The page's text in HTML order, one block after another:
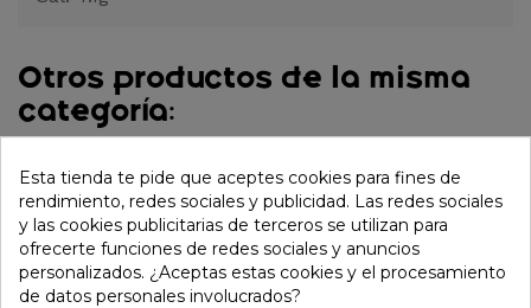
Otros productos de la misma
categoría:
Esta tienda te pide que aceptes cookies para fines de
rendimiento, redes sociales y publicidad. Las redes sociales
y las cookies publicitarias de terceros se utilizan para
ofrecerte funciones de redes sociales y anuncios
personalizados. ¿Aceptas estas cookies y el procesamiento
de datos personales involucrados?